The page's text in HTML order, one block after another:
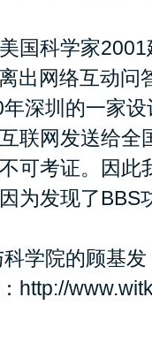
国科学家
出网络互动
深圳的一家
联网发送给
可考证。因
为发现了BBS
学院的顾基
http://